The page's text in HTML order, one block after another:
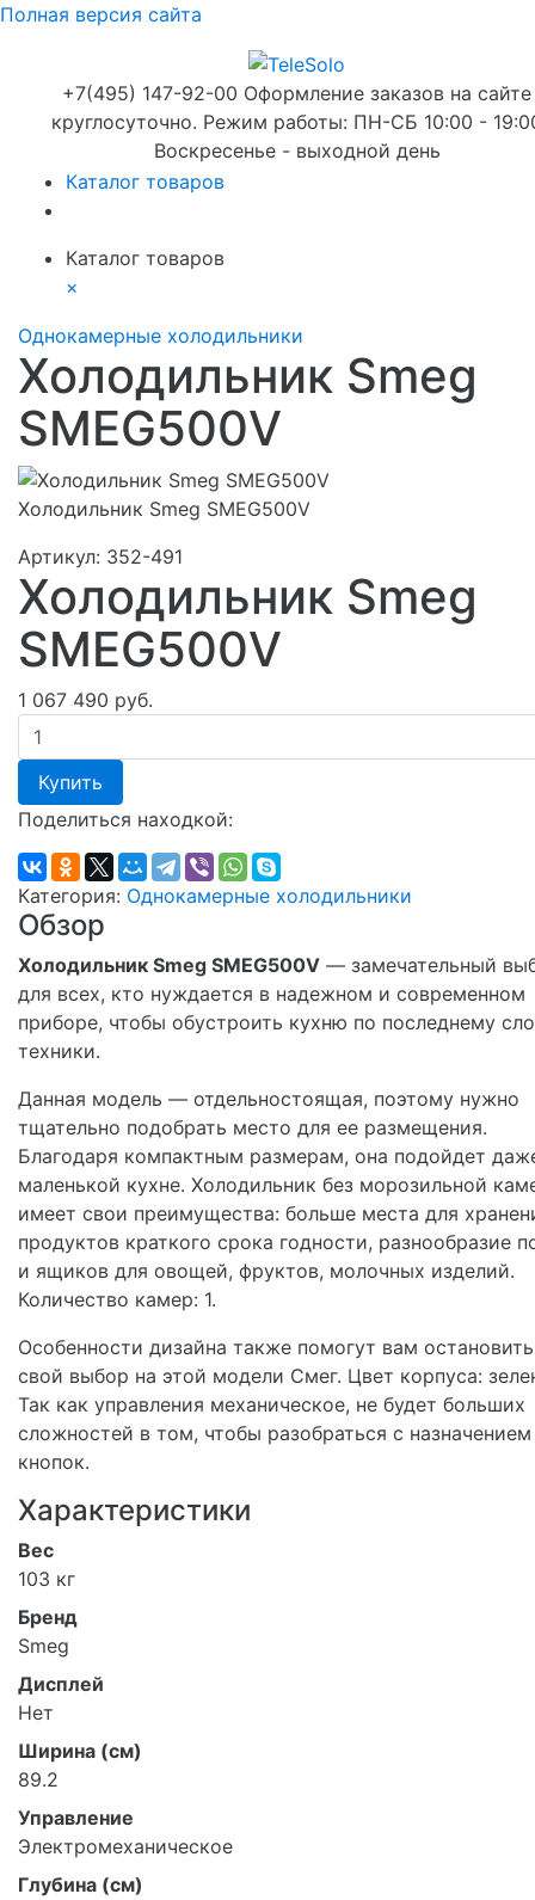
Полная версия сайта
+7(495) 147-92-00 Оформление заказов на сайте
круглосуточно. Режим работы: ПН-СБ 10:00 -
Воскресенье - выходной день
Каталог товаров
Каталог товаров
×
Однокамерные холодильники
Холодильник Smeg
SMEG500V
Холодильник Smeg SMEG500V
Артикул: 352-491
Холодильник Smeg
SMEG500V
1 067 490 руб.
Купить
Поделиться находкой:
Категория: Однокамерные холодильники
Обзор
Холодильник Smeg SMEG500V — замечательный
для всех, кто нуждается в надежном и современном
приборе, чтобы обустроить кухню по последнему
техники.
Данная модель — отдельностоящая, поэтому нужно
тщательно подобрать место для ее размещения.
Благодаря компактным размерам, она подойдет
маленькой кухне. Холодильник без морозильной
имеет свои преимущества: больше места для
продуктов краткого срока годности, разнообразие
и ящиков для овощей, фруктов, молочных изделий.
Количество камер: 1.
Особенности дизайна также помогут вам остановить
свой выбор на этой модели Смег. Цвет корпуса:
Так как управления механическое, не будет больших
сложностей в том, чтобы разобраться с назначением
кнопок.
Характеристики
Вес
103 кг
Бренд
Smeg
Дисплей
Нет
Ширина (см)
89.2
Управление
Электромеханическое
Глубина (см)